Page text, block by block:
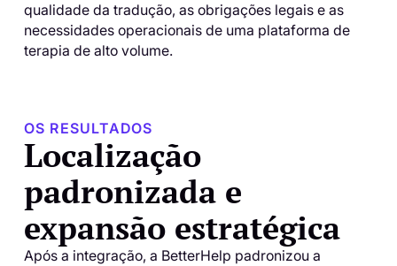
qualidade da tradução, as obrigações legais e as
necessidades operacionais de uma plataforma de
terapia de alto volume.
OS RESULTADOS
Localização
padronizada e
expansão estratégica
Após a integração, a BetterHelp padronizou a